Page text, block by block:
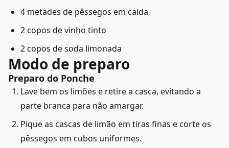
4 metades de pêssegos em calda
2 copos de vinho tinto
2 copos de soda limonada
Modo de preparo
Preparo do Ponche
Lave bem os limões e retire a casca, evitando a
parte branca para não amargar.
Pique as cascas de limão em tiras finas e corte os
pêssegos em cubos uniformes.